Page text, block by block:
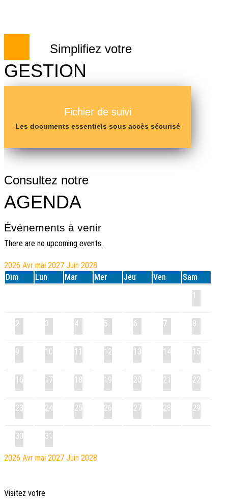
Simplifiez votre
GESTION
Fichier de suivi
Les documents essentiels sous accès sécurisé
Consultez notre
AGENDA
Événements à venir
There are no upcoming events.
2026 Avr mai 2027 Juin 2028
Dim
Lun Mar Mer Jeu Ven
Sam
1
2 3 4 5 6 7 8
9 10 11 12 13 14 15
16 17 18 19 20 21 22
23 24 25 26 27 28 29
30 31
2026 Avr mai 2027 Juin 2028
Visitez votre